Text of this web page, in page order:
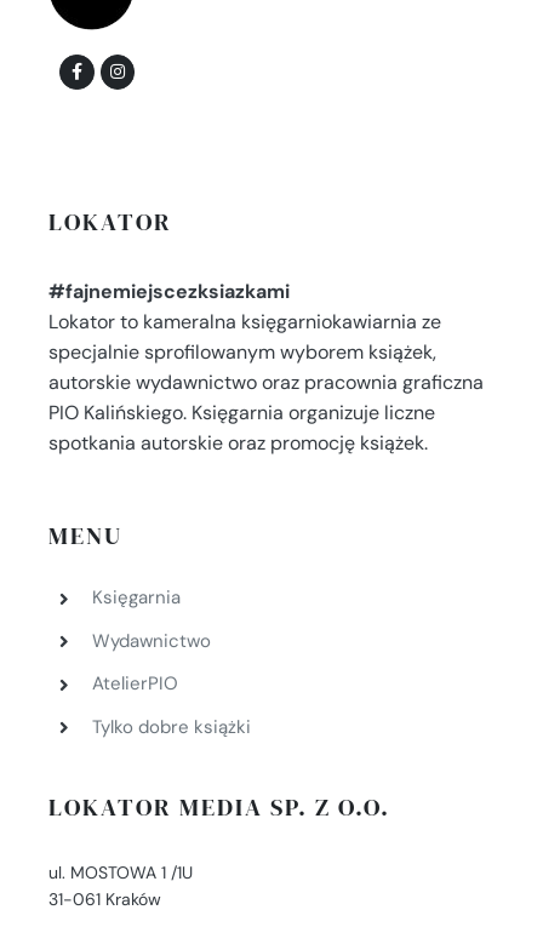
LOKATOR
#fajnemiejscezksiazkami
Lokator to kameralna księgarniokawiarnia ze
specjalnie sprofilowanym wyborem książek,
autorskie wydawnictwo oraz pracownia graficzna
PIO Kalińskiego. Księgarnia organizuje liczne
spotkania autorskie oraz promocję książek.
MENU
Księgarnia
Wydawnictwo
AtelierPIO
Tylko dobre książki
LOKATOR MEDIA SP. Z O.O.
ul. MOSTOWA 1 /1U
31-061 Kraków